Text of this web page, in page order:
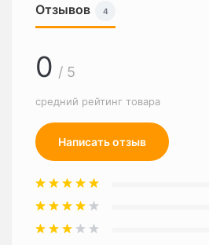
Отзывов 4
0 / 5
средний рейтинг товара
Написать отзыв